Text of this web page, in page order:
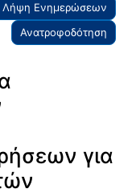
Λήψη Ενημερώσεων
Ανατροφοδότηση
για